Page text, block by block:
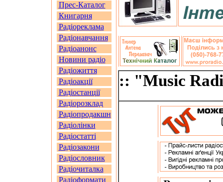
Прес-Каталог
Книгарня
Радіореклама
Радіонавчання
Радіоанонс
Новини радіо
Радіожиття
Радіоакції
Радіостанції
Радіорозклад
Радіопродакшн
Радіолінки
Радіостатті
Радіозакони
Радіословник
Радіочиталка
Радіоформати
:: "Music